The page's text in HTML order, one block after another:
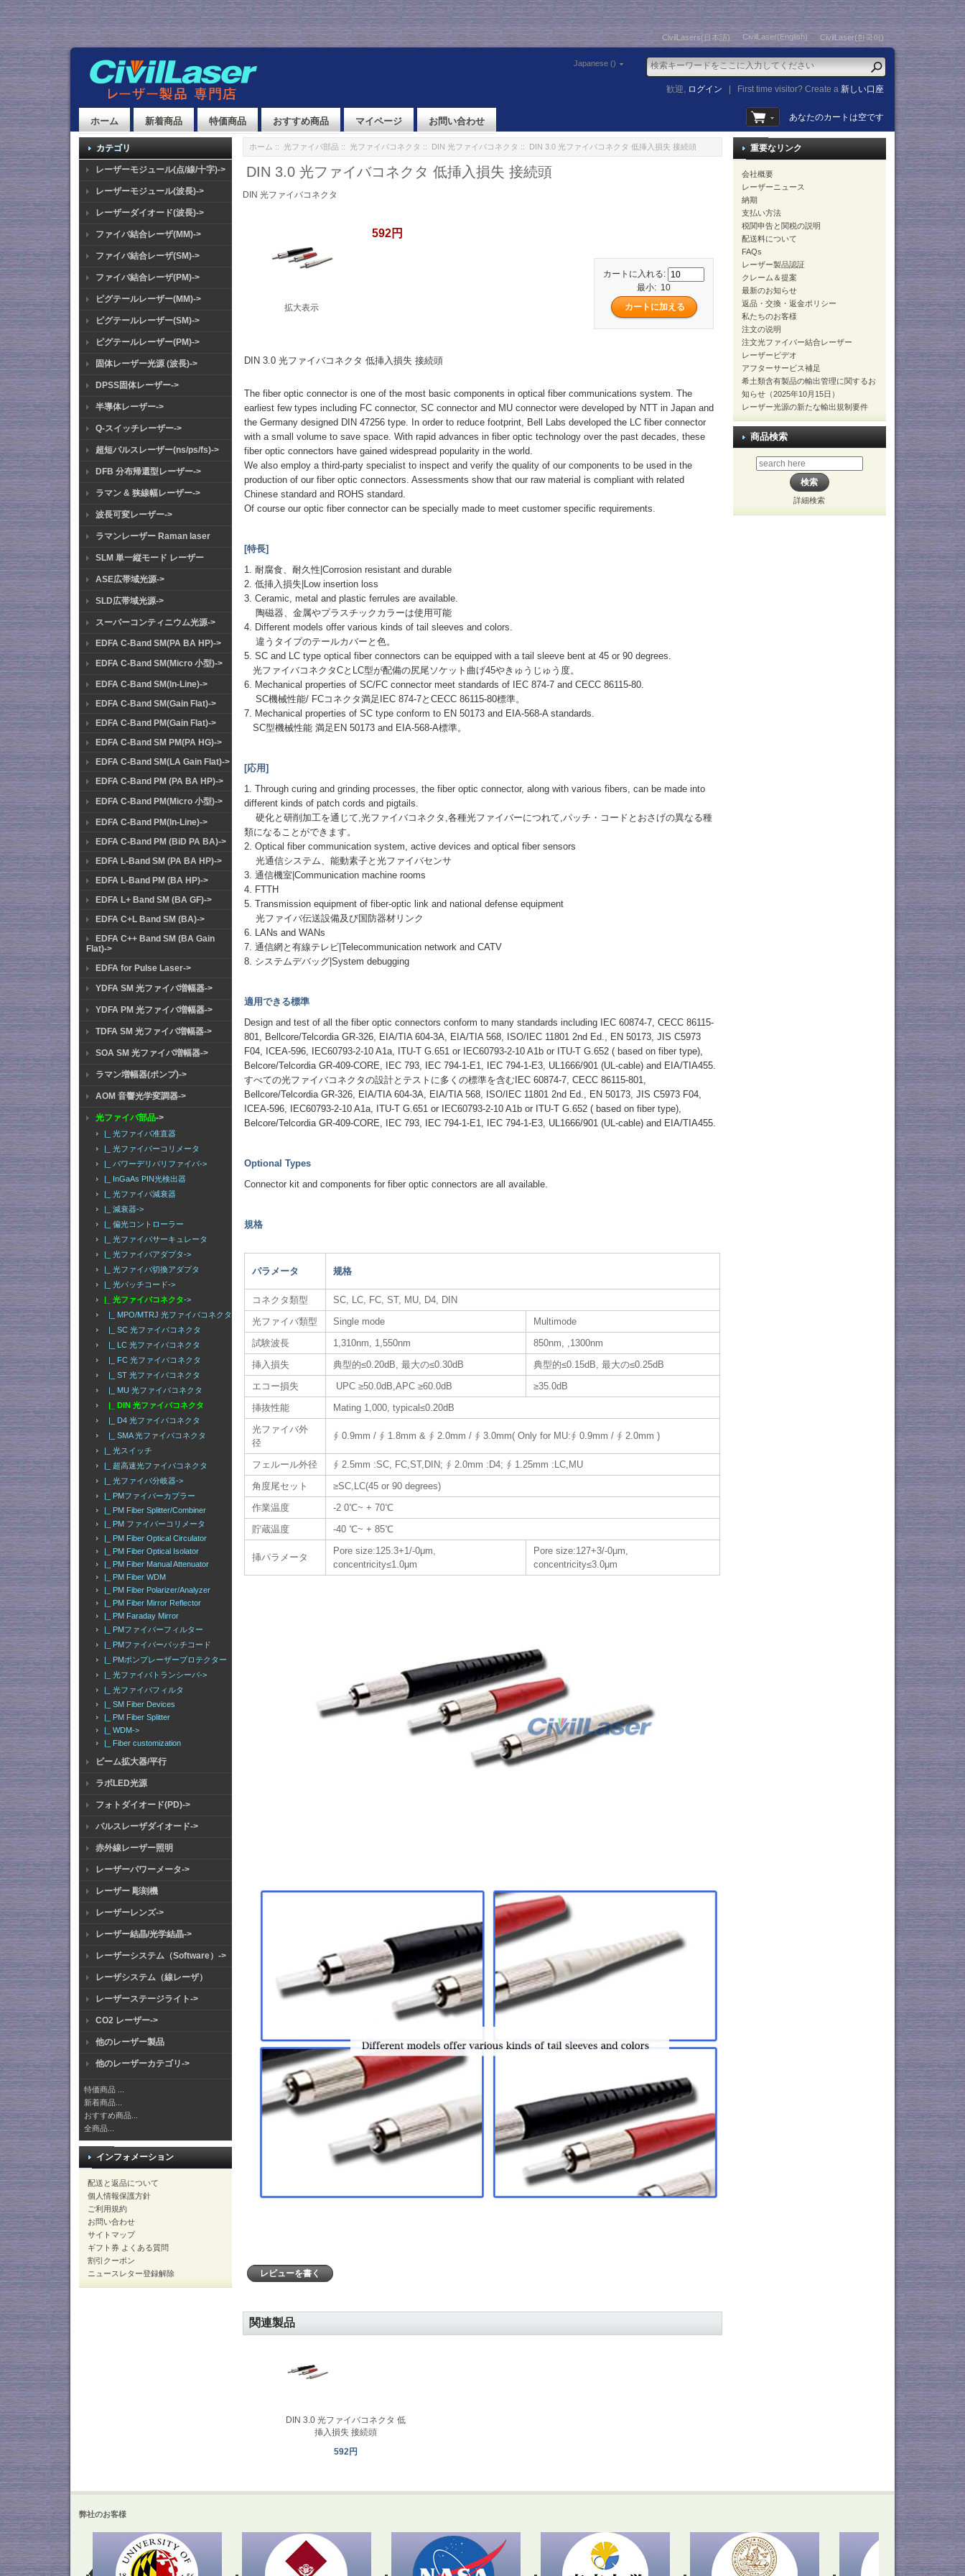
CivilLasers(日本語) CivilLaser(English) CivilLaser(한국어)
Japanese ()
歓迎, ログイン First time visitor? Create a新しい口座
ホーム 新着商品 特価商品 おすすめ商品 マイページ お問い合わせ あなたのカートは空です
カテゴリ
レーザーモジュール(点/線/十字)->
レーザーモジュール(波長)->
レーザーダイオード(波長)->
ファイバ結合レーザ(MM)->
ファイバ結合レーザ(SM)->
ファイバ結合レーザ(PM)->
ピグテールレーザー(MM)->
ピグテールレーザー(SM)->
ピグテールレーザー(PM)->
固体レーザー光源 (波長)->
DPSS固体レーザー->
半導体レーザー->
Q-スイッチレーザー->
超短パルスレーザー(ns/ps/fs)->
DFB 分布帰還型レーザー->
ラマン & 狭線幅レーザー->
波長可変レーザー->
ラマンレーザー Raman laser
SLM 単一縦モード レーザー
ASE広帯域光源->
SLD広帯域光源->
スーパーコンティニウム光源->
EDFA C-Band SM(PA BA HP)->
EDFA C-Band SM(Micro 小型)->
EDFA C-Band SM(In-Line)->
EDFA C-Band SM(Gain Flat)->
EDFA C-Band PM(Gain Flat)->
EDFA C-Band SM PM(PA HG)->
EDFA C-Band SM(LA Gain Flat)->
EDFA C-Band PM (PA BA HP)->
EDFA C-Band PM(Micro 小型)->
EDFA C-Band PM(In-Line)->
EDFA C-Band PM (BiD PA BA)->
EDFA L-Band SM (PA BA HP)->
EDFA L-Band PM (BA HP)->
EDFA L+ Band SM (BA GF)->
EDFA C+L Band SM (BA)->
EDFA C++ Band SM (BA Gain
Flat)->
EDFA for Pulse Laser->
YDFA SM 光ファイバ増幅器->
YDFA PM 光ファイバ増幅器->
TDFA SM 光ファイバ増幅器->
SOA SM 光ファイバ増幅器->
ラマン増幅器(ポンプ)->
AOM 音響光学変調器->
光ファイバ部品->
|_ 光ファイバ准直器
|_ 光ファイバーコリメータ
|_ パワーデリバリファイバ->
|_ InGaAs PIN光検出器
|_ 光ファイバ減衰器
|_ 減衰器->
|_ 偏光コントローラー
|_ 光ファイバサーキュレータ
|_ 光ファイバアダプタ->
|_ 光ファイバ切換アダプタ
|_ 光パッチコード->
|_ 光ファイバコネクタ->
|_ MPO/MTRJ 光ファイバコネクタ
|_ SC 光ファイバコネクタ
|_ LC 光ファイバコネクタ
|_ FC 光ファイバコネクタ
|_ ST 光ファイバコネクタ
|_ MU 光ファイバコネクタ
|_ DIN 光ファイバコネクタ
|_ D4 光ファイバコネクタ
|_ SMA 光ファイバコネクタ
|_ 光スイッチ
|_ 超高速光ファイバコネクタ
|_ 光ファイバ分岐器->
|_ PMファイバーカプラー
|_ PM Fiber Splitter/Combiner
|_ PM ファイバーコリメータ
|_ PM Fiber Optical Circulator
|_ PM Fiber Optical Isolator
|_ PM Fiber Manual Attenuator
|_ PM Fiber WDM
|_ PM Fiber Polarizer/Analyzer
|_ PM Fiber Mirror Reflector
|_ PM Faraday Mirror
|_ PMファイバーフィルター
|_ PMファイバーパッチコード
|_ PMポンプレーザープロテクター
|_ 光ファイバトランシーバ->
|_ 光ファイバフィルタ
|_ SM Fiber Devices
|_ PM Fiber Splitter
|_ WDM->
|_ Fiber customization
ビーム拡大器/平行
ラボLED光源
フォトダイオード(PD)->
パルスレーザダイオード->
赤外線レーザー照明
レーザーパワーメータ->
レーザー 彫刻機
レーザーレンズ->
レーザー結晶/光学結晶->
レーザーシステム（Software）->
レーザシステム（線レーザ）
レーザーステージライト->
CO2 レーザー->
他のレーザー製品
他のレーザーカテゴリ->
特価商品 ...
新着商品...
おすすめ商品...
全商品...
インフォメーション
配送と返品について
個人情報保護方針
ご利用規約
お問い合わせ
サイトマップ
ギフト券 よくある質問
割引クーポン
ニュースレター登録解除
ホーム :: 光ファイバ部品 :: 光ファイバコネクタ :: DIN 光ファイバコネクタ :: DIN 3.0 光ファイバコネクタ 低挿入損失 接続頭
DIN 3.0 光ファイバコネクタ 低挿入損失 接続頭
DIN 光ファイバコネクタ
拡大表示
592円
カートに入れる:
最小: 10
DIN 3.0 光ファイバコネクタ 低挿入損失 接続頭
The fiber optic connector is one of the most basic components in optical fiber communications system. The
earliest few types including FC connector, SC connector and MU connector were developed by NTT in Japan and
the Germany designed DIN 47256 type. In order to reduce footprint, Bell Labs developed the LC fiber connector
with a small volume to save space. With rapid advances in fiber optic technology over the past decades, these
fiber optic connectors have gained widespread popularity in the world.
We also employ a third-party specialist to inspect and verify the quality of our components to be used in the
production of our fiber optic connectors. Assessments show that our raw material is compliant with related
Chinese standard and ROHS standard.
Of course our optic fiber connector can be specially made to meet customer specific requirements.
[特長]
1. 耐腐食、耐久性|Corrosion resistant and durable
2. 低挿入損失|Low insertion loss
3. Ceramic, metal and plastic ferrules are available.
陶磁器、金属やプラスチックカラーは使用可能
4. Different models offer various kinds of tail sleeves and colors.
違うタイプのテールカバーと色。
5. SC and LC type optical fiber connectors can be equipped with a tail sleeve bent at 45 or 90 degrees.
光ファイバコネクタCとLC型が配備の尻尾ソケット曲げ45やきゅうじゅう度。
6. Mechanical properties of SC/FC connector meet standards of IEC 874-7 and CECC 86115-80.
SC機械性能/ FCコネクタ満足IEC 874-7とCECC 86115-80標準。
7. Mechanical properties of SC type conform to EN 50173 and EIA-568-A standards.
SC型機械性能 満足EN 50173 and EIA-568-A標準。
[応用]
1. Through curing and grinding processes, the fiber optic connector, along with various fibers, can be made into
different kinds of patch cords and pigtails.
硬化と研削加工を通じて,光ファイバコネクタ,各種光ファイバーにつれて,パッチ・コードとおさげの異なる種
類になることができます。
2. Optical fiber communication system, active devices and optical fiber sensors
光通信システム、能動素子と光ファイバセンサ
3. 通信機室|Communication machine rooms
4. FTTH
5. Transmission equipment of fiber-optic link and national defense equipment
光ファイバ伝送設備及び国防器材リンク
6. LANs and WANs
7. 通信網と有線テレビ|Telecommunication network and CATV
8. システムデバッグ|System debugging
適用できる標準
Design and test of all the fiber optic connectors conform to many standards including IEC 60874-7, CECC 86115-
801, Bellcore/Telcordia GR-326, EIA/TIA 604-3A, EIA/TIA 568, ISO/IEC 11801 2nd Ed., EN 50173, JIS C5973
F04, ICEA-596, IEC60793-2-10 A1a, ITU-T G.651 or IEC60793-2-10 A1b or ITU-T G.652 ( based on fiber type),
Belcore/Telcordia GR-409-CORE, IEC 793, IEC 794-1-E1, IEC 794-1-E3, UL1666/901 (UL-cable) and EIA/TIA455.
すべての光ファイバコネクタの設計とテストに多くの標準を含むIEC 60874-7, CECC 86115-801,
Bellcore/Telcordia GR-326, EIA/TIA 604-3A, EIA/TIA 568, ISO/IEC 11801 2nd Ed., EN 50173, JIS C5973 F04,
ICEA-596, IEC60793-2-10 A1a, ITU-T G.651 or IEC60793-2-10 A1b or ITU-T G.652 ( based on fiber type),
Belcore/Telcordia GR-409-CORE, IEC 793, IEC 794-1-E1, IEC 794-1-E3, UL1666/901 (UL-cable) and EIA/TIA455.
Optional Types
Connector kit and components for fiber optic connectors are all available.
規格
パラメータ 规格
コネクタ類型
SC, LC, FC, ST, MU, D4, DIN
光ファイバ類型
Single mode
Multimode
試験波長
1,310nm, 1,550nm
850nm, ,1300nm
挿入損失
典型的≤0.20dB, 最大の≤0.30dB
典型的≤0.15dB, 最大の≤0.25dB
エコー損失
UPC ≥50.0dB,APC ≥60.0dB
≥35.0dB
挿抜性能
Mating 1,000, typical≤0.20dB
光ファイバ外
径
∮ 0.9mm / ∮ 1.8mm & ∮ 2.0mm / ∮ 3.0mm( Only for MU:∮ 0.9mm / ∮ 2.0mm )
フェルール外径
∮ 2.5mm :SC, FC,ST,DIN; ∮ 2.0mm :D4; ∮ 1.25mm :LC,MU
角度尾セット
≥SC,LC(45 or 90 degrees)
作業温度
-2 0℃~ + 70℃
貯蔵温度
-40 ℃~ + 85℃
挿パラメータ
Pore size:125.3+1/-0μm,
concentricity≤1.0μm
Pore size:127+3/-0μm,
concentricity≤3.0μm
レビューを書く
関連製品
DIN 3.0 光ファイバコネクタ 低
挿入損失 接続頭
592円
重要なリンク
会社概要
レーザーニュース
納期
支払い方法
税関申告と関税の説明
配送料について
FAQs
レーザー製品認証
クレーム＆提案
最新のお知らせ
返品・交換・返金ポリシー
私たちのお客様
注文の说明
注文光ファイバー結合レーザー
レーザービデオ
アフターサービス補足
希土類含有製品の輸出管理に関するお
知らせ（2025年10月15日）
レーザー光源の新たな輸出規制要件
商品検索
詳細検索
弊社のお客様